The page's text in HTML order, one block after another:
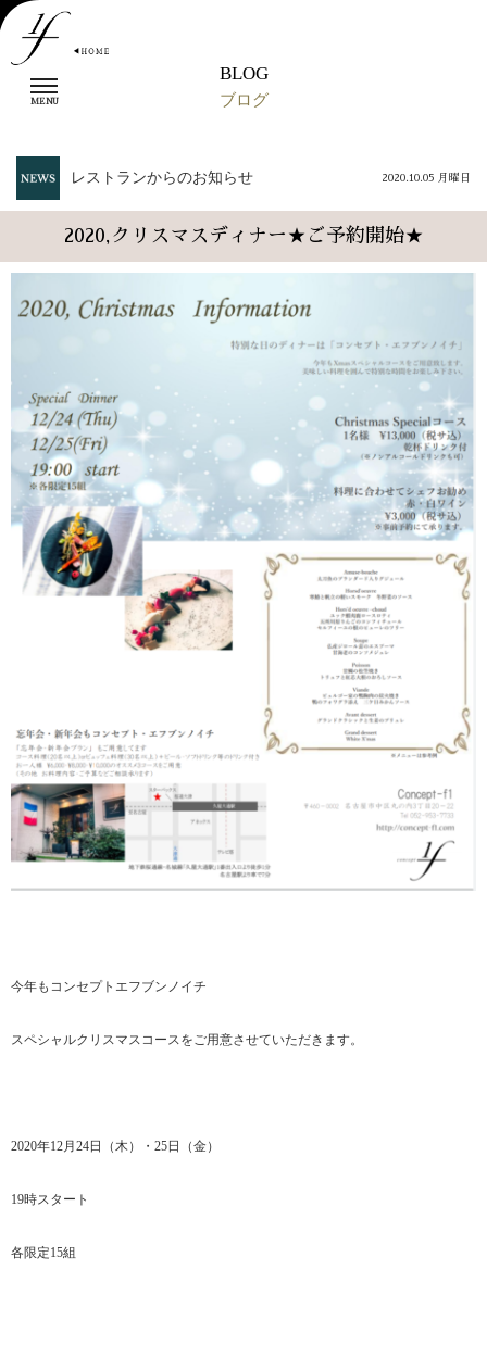
t
o
e
a
n
MENU
BLOG
ブログ
レストランからのお知らせ 2020.10.05 月曜日
2020,クリスマスディナー★ご予約開始★
今年もコンセプトエフブンノイチ
スペシャルクリスマスコースをご用意させていただきます。
2020年12月24日（木）・25日（金）
19時スタート
各限定15組